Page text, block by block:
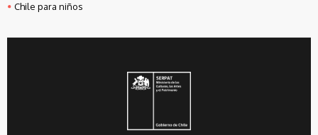
Chile para niños